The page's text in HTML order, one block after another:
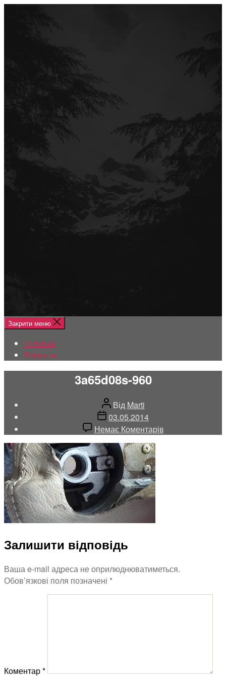
Закрити меню
Головна
Ремонти
3a65d08s-960
Автор
запису
Від Marti
Дата
запису
03.05.2014
Немає Коментарівдо
Залишити відповідь
Ваша e-mail адреса не оприлюднюватиметься.
Обов’язкові поля позначені *
Коментар*